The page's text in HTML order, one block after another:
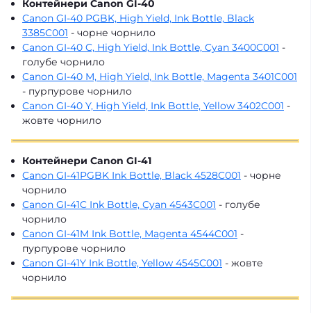
Контейнери Canon GI-40
Canon GI-40 PGBK, High Yield, Ink Bottle, Black
3385C001 - чорне чорнило
Canon GI-40 C, High Yield, Ink Bottle, Cyan 3400C001 -
голубе чорнило
Canon GI-40 M, High Yield, Ink Bottle, Magenta 3401C001
- пурпурове чорнило
Canon GI-40 Y, High Yield, Ink Bottle, Yellow 3402C001 -
жовте чорнило
Контейнери Canon GI-41
Canon GI-41PGBK Ink Bottle, Black 4528C001 - чорне
чорнило
Canon GI-41C Ink Bottle, Cyan 4543C001 - голубе
чорнило
Canon GI-41M Ink Bottle, Magenta 4544C001 -
пурпурове чорнило
Canon GI-41Y Ink Bottle, Yellow 4545C001 - жовте
чорнило